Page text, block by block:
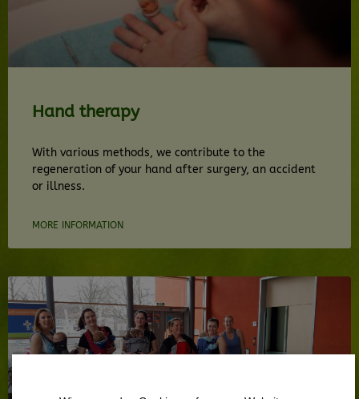
Hand therapy
With various methods, we contribute to the
regeneration of your hand after surgery, an accident
or illness.
MORE INFORMATION